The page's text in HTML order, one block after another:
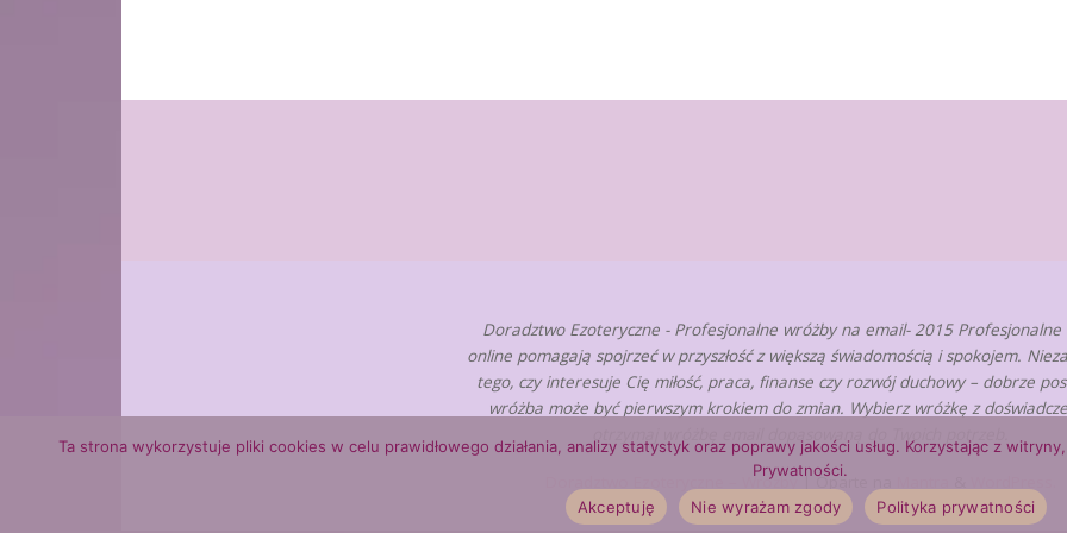
Doradztwo Ezoteryczne - Profesjonalne wróżby na email- 2015 Profesjonalne
online pomagają spojrzeć w przyszłość z większą świadomością i spokojem.
tego, czy interesuje Cię miłość, praca, finanse czy rozwój duchowy – dobrze
wróżba może być pierwszym krokiem do zmian. Wybierz wróżkę z
otrzymaj wróżbę email dopasowaną do Twoich potrzeb.
Doradztwo Ezoteryczne – Wróżby| Oparte na
Ta strona wykorzystuje pliki cookies w celu prawidłowego działania, analizy statystyk oraz poprawy jakości usług. Korzystając z
Prywatności.
Akceptuję
Nie wyrażam zgody Polityka prywatności